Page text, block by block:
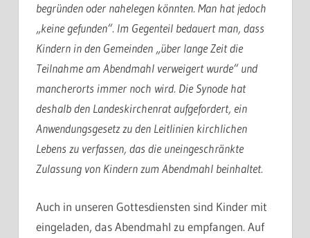
begründen oder nahelegen könnten. Man hat jedoch
„keine gefunden“. Im Gegenteil bedauert man, dass
Kindern in den Gemeinden „über lange Zeit die
Teilnahme am Abendmahl verweigert wurde“ und
mancherorts immer noch wird. Die Synode hat
deshalb den Landeskirchenrat aufgefordert, ein
Anwendungsgesetz zu den Leitlinien kirchlichen
Lebens zu verfassen, das die uneingeschränkte
Zulassung von Kindern zum Abendmahl beinhaltet.
Auch in unseren Gottesdiensten sind Kinder mit
eingeladen, das Abendmahl zu empfangen. Auf